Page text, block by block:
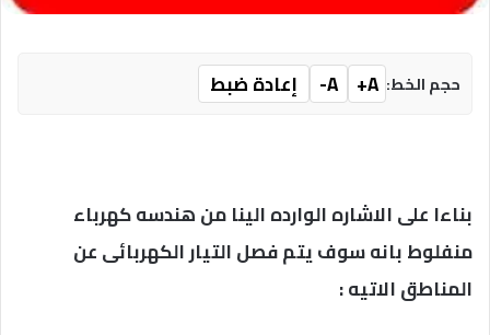
حجم الخط: A+
A- إعادة ضبط
بناءا على الاشاره الوارده الينا من هندسه كهرباء
منفلوط بانه سوف يتم فصل التيار الكهربائى عن
المناطق الاتيه :